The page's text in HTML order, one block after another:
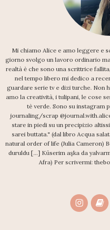
Mi chiamo Alice e amo leggere e
giorno svolgo un lavoro ordinario
realtà è che sono una scrittrice
nel tempo libero mi dedico a
guardare serie tv e dizi turche. Non
amo la creatività, i tulipani, le cose
tè verde. Sono su instagram
journaling/scrap
stare in piedi su un precipizio
sarei buttata." (dal libro Acqua
natural order of life (Julia Cameron)
duruldu [...] Küserim aşka da
Afra) Per scrivermi: